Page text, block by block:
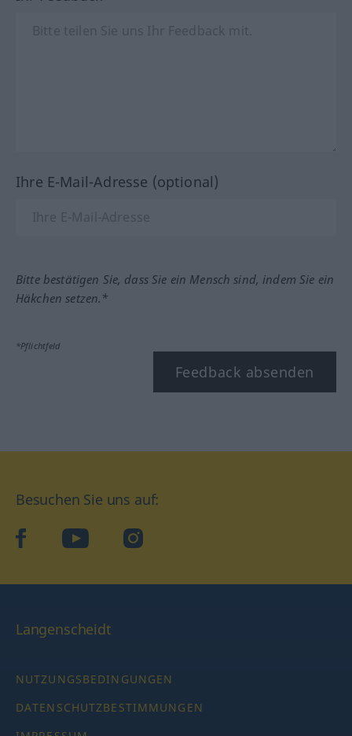
Ihre E-Mail-Adresse (optional)
Bitte bestätigen Sie, dass Sie ein Mensch sind, indem Sie ein
Häkchen setzen.*
*Pflichtfeld
Feedback absenden
Besuchen Sie uns auf:
facebookYouTube Instagram
Langenscheidt
NUTZUNGSBEDINGUNGEN
DATENSCHUTZBESTIMMUNGEN